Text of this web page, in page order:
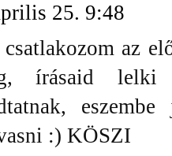
25. 9:48
az
írásaid lelki
:) KÖSZI